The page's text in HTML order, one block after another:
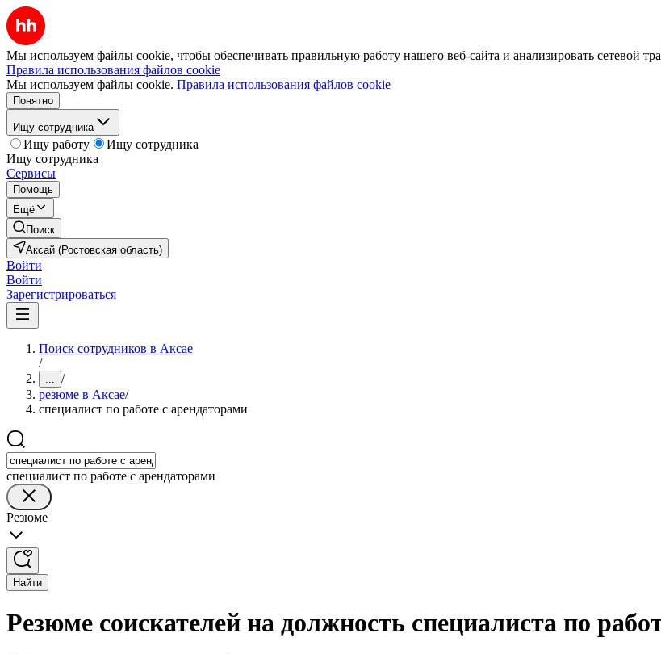
Мы используем файлы cookie, чтобы обеспечивать правильную работу нашего веб-сайта и анализировать сетевой
Правила использования файлов cookie
Мы используем файлы cookie. Правила использования файлов cookie
Понятно
Ищу сотрудника
Ищу работу
Ищу сотрудника
Ищу сотрудника
Сервисы
Помощь
Ещё
Поиск
Аксай (Ростовская область)
Войти
Войти
Зарегистрироваться
Поиск сотрудников в Аксае
/
... /
резюме в Аксае/
специалист по работе с арендаторами
специалист по работе с арендаторами
Резюме
Найти
Резюме соискателей на должность специалиста по